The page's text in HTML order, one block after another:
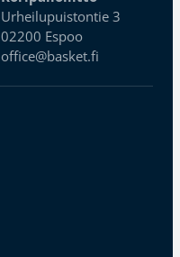
Urheilupuistontie 3
02200 Espoo
office@basket.fi